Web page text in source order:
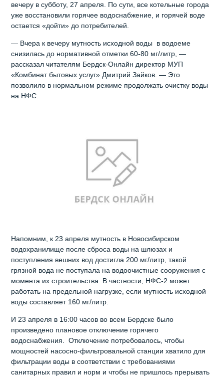
вечеру в субботу, 27 апреля. По сути, все котельные города
уже восстановили горячее водоснабжение, и горячей воде
остается «дойти» до потребителей.
— Вчера к вечеру мутность исходной воды в водоеме
снизилась до нормативной отметки 60-80 мг/литр, —
рассказал читателям Бердск-Онлайн директор МУП
«Комбинат бытовых услуг» Дмитрий Зайков. — Это
позволило в нормальном режиме продолжать очистку воды
на НФС.
Напомним, к 23 апреля мутность в Новосибирском
водохранилище после сброса воды на шлюзах и
поступления вешних вод достигла 200 мг/литр, такой
грязной вода не поступала на водоочистные сооружения с
момента их строительства. В частности, НФС-2 может
работать на предельной нагрузке, если мутность исходной
воды составляет 160 мг/литр.
И 23 апреля в 16:00 часов во всем Бердске было
произведено плановое отключение горячего
водоснабжения. Отключение потребовалось, чтобы
мощностей насосно-фильтровальной станции хватило для
фильтрации воды в соответствии с требованиями
санитарных правил и норм и чтобы не пришлось прерывать